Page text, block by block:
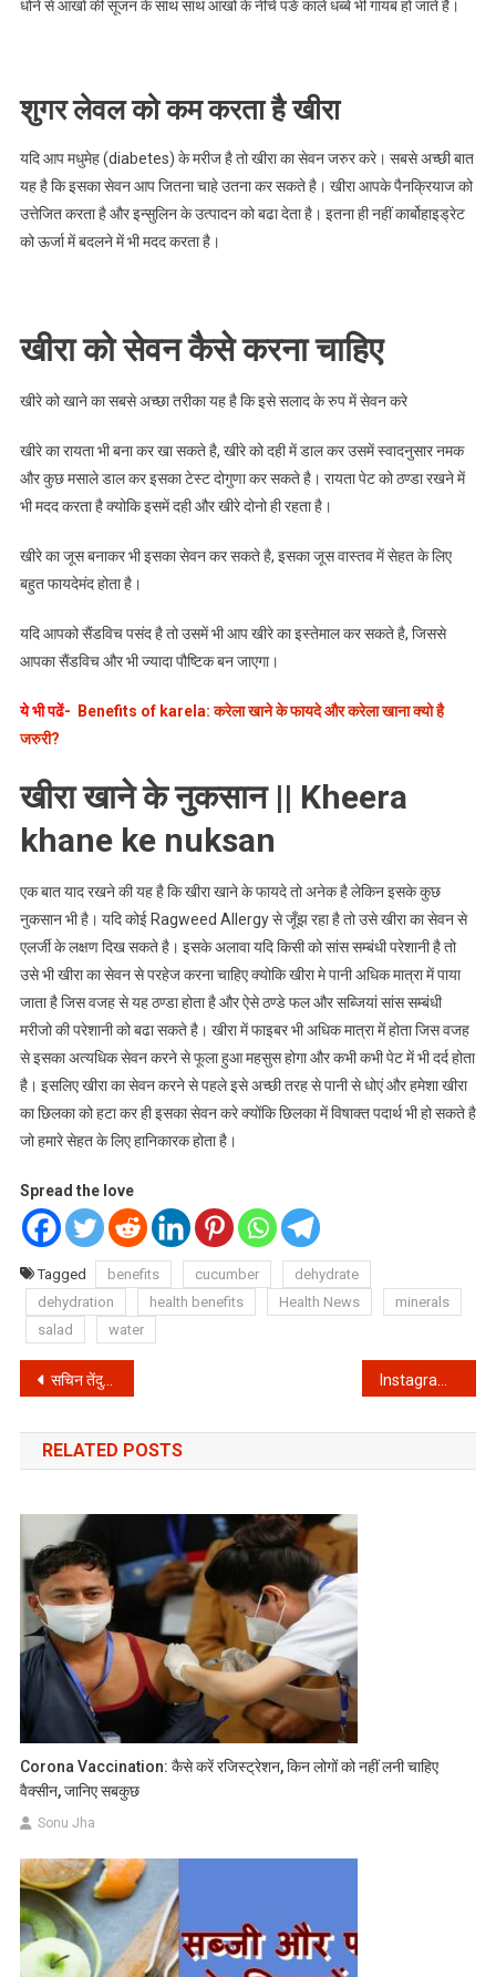
धोने से आंखो की सूजन के साथ साथ आंखो के नीचे पङे काले धब्बे भी गायब हो जाते है।
शुगर लेवल को कम करता है खीरा
यदि आप मधुमेह (diabetes) के मरीज है तो खीरा का सेवन जरुर करे। सबसे अच्छी बात
यह है कि इसका सेवन आप जितना चाहे उतना कर सकते है। खीरा आपके पैनक्रियाज को
उत्तेजित करता है और इन्सुलिन के उत्पादन को बढा देता है। इतना ही नहीं कार्बोहाइड्रेट
को ऊर्जा में बदलने में भी मदद करता है।
खीरा को सेवन कैसे करना चाहिए
खीरे को खाने का सबसे अच्छा तरीका यह है कि इसे सलाद के रुप में सेवन करे
खीरे का रायता भी बना कर खा सकते है, खीरे को दही में डाल कर उसमें स्वादनुसार नमक
और कुछ मसाले डाल कर इसका टेस्ट दोगुणा कर सकते है। रायता पेट को ठण्डा रखने में
भी मदद करता है क्योकि इसमें दही और खीरे दोनो ही रहता है।
खीरे का जूस बनाकर भी इसका सेवन कर सकते है, इसका जूस वास्तव में सेहत के लिए
बहुत फायदेमंद होता है।
यदि आपको सैंडविच पसंद है तो उसमें भी आप खीरे का इस्तेमाल कर सकते है, जिससे
आपका सैंडविच और भी ज्यादा पौष्टिक बन जाएगा।
ये भी पढें-
Benefits of karela: करेला खाने के फायदे और करेला खाना क्यो है
जरुरी?
खीरा खाने के नुकसान || Kheera
khane ke nuksan
एक बात याद रखने की यह है कि खीरा खाने के फायदे तो अनेक है लेकिन इसके कुछ
नुकसान भी है। यदि कोई Ragweed Allergy से जूँझ रहा है तो उसे खीरा का सेवन से
एलर्जी के लक्षण दिख सकते है। इसके अलावा यदि किसी को सांस सम्बंधी परेशानी है तो
उसे भी खीरा का सेवन से परहेज करना चाहिए क्योकि खीरा मे पानी अधिक मात्रा में पाया
जाता है जिस वजह से यह ठण्डा होता है और ऐसे ठण्डे फल और सब्जियां सांस सम्बंधी
मरीजो की परेशानी को बढा सकते है। खीरा में फाइबर भी अधिक मात्रा में होता जिस वजह
से इसका अत्यधिक सेवन करने से फूला हुआ महसुस होगा और कभी कभी पेट में भी दर्द होता
है। इसलिए खीरा का सेवन करने से पहले इसे अच्छी तरह से पानी से धोएं और हमेशा खीरा
का छिलका को हटा कर ही इसका सेवन करे क्योंकि छिलका में विषाक्त पदार्थ भी हो सकते है
जो हमारे सेहत के लिए हानिकारक होता है।
Spread the love
Tagged benefits cucumber
dehydrate
dehydration
health benefits Health News
minerals
salad
water
Post
navigation
सचिन तेंदुलकर से पहले इस खिलाङी ने लगाया था दोहरा शतक || Double Century Cricket Player Instagram ने भगवान शिव के हाथ में दिखाया वाइन का ग्लास, बीजेपी नेता ने दर्ज कराई FIR
RELATED POSTS
Corona Vaccination: कैसे करें रजिस्ट्रेशन, किन लोगों को नहीं लनी चाहिए
वैक्सीन, जानिए सबकुछ
Sonu Jha